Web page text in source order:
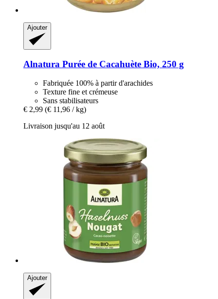
Ajouter
Alnatura Purée de Cacahuète Bio, 250 g
Fabriquée 100% à partir d'arachides
Texture fine et crémeuse
Sans stabilisateurs
€ 2,99 (€ 11,96 / kg)
Livraison jusqu'au 12 août
Ajouter